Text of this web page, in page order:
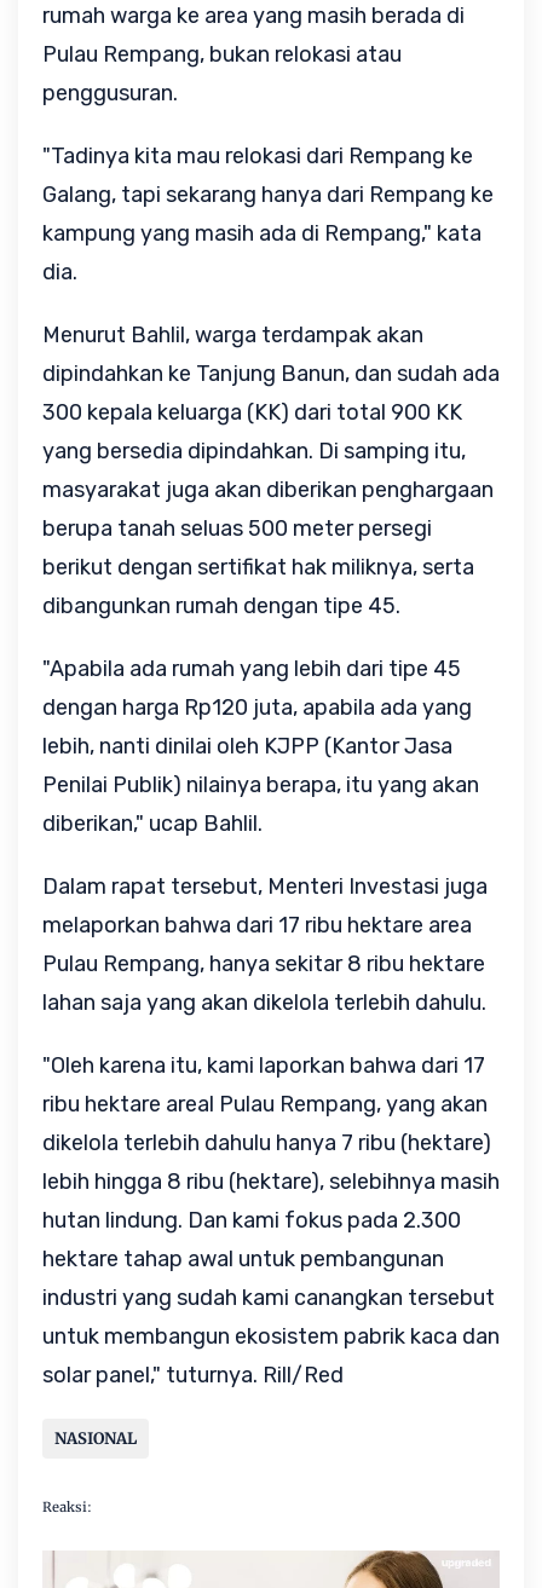
rumah warga ke area yang masih berada di
Pulau Rempang, bukan relokasi atau
penggusuran.
"Tadinya kita mau relokasi dari Rempang ke
Galang, tapi sekarang hanya dari Rempang ke
kampung yang masih ada di Rempang," kata
dia.
Menurut Bahlil, warga terdampak akan
dipindahkan ke Tanjung Banun, dan sudah ada
300 kepala keluarga (KK) dari total 900 KK
yang bersedia dipindahkan. Di samping itu,
masyarakat juga akan diberikan penghargaan
berupa tanah seluas 500 meter persegi
berikut dengan sertifikat hak miliknya, serta
dibangunkan rumah dengan tipe 45.
"Apabila ada rumah yang lebih dari tipe 45
dengan harga Rp120 juta, apabila ada yang
lebih, nanti dinilai oleh KJPP (Kantor Jasa
Penilai Publik) nilainya berapa, itu yang akan
diberikan," ucap Bahlil.
Dalam rapat tersebut, Menteri Investasi juga
melaporkan bahwa dari 17 ribu hektare area
Pulau Rempang, hanya sekitar 8 ribu hektare
lahan saja yang akan dikelola terlebih dahulu.
"Oleh karena itu, kami laporkan bahwa dari 17
ribu hektare areal Pulau Rempang, yang akan
dikelola terlebih dahulu hanya 7 ribu (hektare)
lebih hingga 8 ribu (hektare), selebihnya masih
hutan lindung. Dan kami fokus pada 2.300
hektare tahap awal untuk pembangunan
industri yang sudah kami canangkan tersebut
untuk membangun ekosistem pabrik kaca dan
solar panel," tuturnya. Rill/Red
NASIONAL
Reaksi: